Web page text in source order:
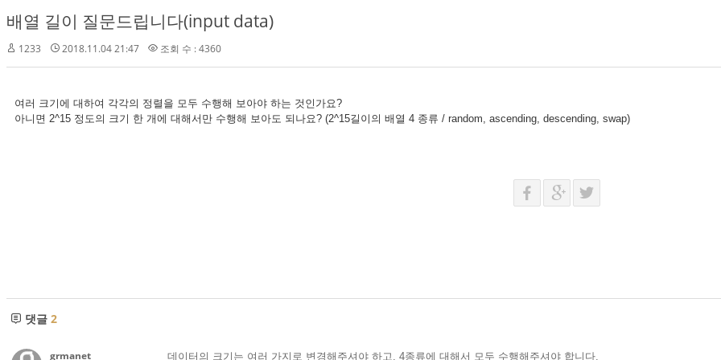
배열 길이 질문드립니다(input data)
1233 2018.11.04 21:47 조회 수 : 4360
여러 크기에 대하여 각각의 정렬을 모두 수행해 보아야 하는 것인가요?
아니면 2^15 정도의 크기 한 개에 대해서만 수행해 보아도 되나요? (2^15길이의 배열 4 종류 / random, ascending, descending, swap)
댓글 2
grmanet 데이터의 크기는 여러 가지로 변경해주셔야 하고, 4종류에 대해서 모두 수행해주셔야 합니다.